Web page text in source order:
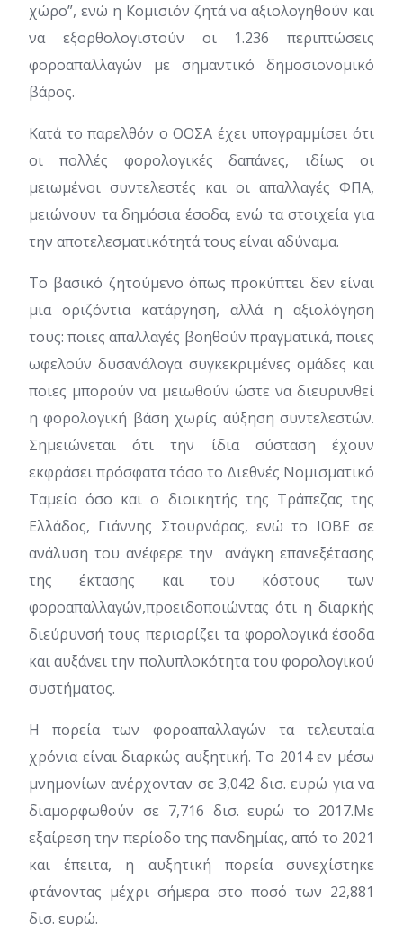
χώρο”, ενώ η Κομισιόν ζητά να αξιολογηθούν και
να εξορθολογιστούν οι 1.236 περιπτώσεις
φοροαπαλλαγών με σημαντικό δημοσιονομικό
βάρος.
Κατά το παρελθόν ο ΟΟΣΑ έχει υπογραμμίσει ότι
οι πολλές φορολογικές δαπάνες, ιδίως οι
μειωμένοι συντελεστές και οι απαλλαγές ΦΠΑ,
μειώνουν τα δημόσια έσοδα, ενώ τα στοιχεία για
την αποτελεσματικότητά τους είναι αδύναμα.
Το βασικό ζητούμενο όπως προκύπτει δεν είναι
μια οριζόντια κατάργηση, αλλά η αξιολόγηση
τους: ποιες απαλλαγές βοηθούν πραγματικά, ποιες
ωφελούν δυσανάλογα συγκεκριμένες ομάδες και
ποιες μπορούν να μειωθούν ώστε να διευρυνθεί
η φορολογική βάση χωρίς αύξηση συντελεστών.
Σημειώνεται ότι την ίδια σύσταση έχουν
εκφράσει πρόσφατα τόσο το Διεθνές Νομισματικό
Ταμείο όσο και ο διοικητής της Τράπεζας της
Ελλάδος, Γιάννης Στουρνάρας, ενώ το ΙΟΒΕ σε
ανάλυση του ανέφερε την ανάγκη επανεξέτασης
της έκτασης και του κόστους των
φοροαπαλλαγών,προειδοποιώντας ότι η διαρκής
διεύρυνσή τους περιορίζει τα φορολογικά έσοδα
και αυξάνει την πολυπλοκότητα του φορολογικού
συστήματος.
Η πορεία των φοροαπαλλαγών τα τελευταία
χρόνια είναι διαρκώς αυξητική. Το 2014 εν μέσω
μνημονίων ανέρχονταν σε 3,042 δισ. ευρώ για να
διαμορφωθούν σε 7,716 δισ. ευρώ το 2017.Με
εξαίρεση την περίοδο της πανδημίας, από το 2021
και έπειτα, η αυξητική πορεία συνεχίστηκε
φτάνοντας μέχρι σήμερα στο ποσό των 22,881
δισ. ευρώ.